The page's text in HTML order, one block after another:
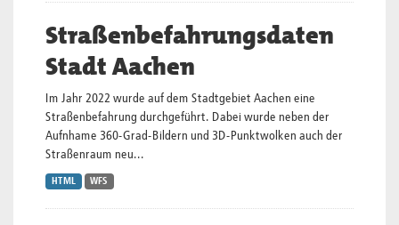
Straßenbefahrungsdaten
Stadt Aachen
Im Jahr 2022 wurde auf dem Stadtgebiet Aachen eine
Straßenbefahrung durchgeführt. Dabei wurde neben der
Aufnhame 360-Grad-Bildern und 3D-Punktwolken auch der
Straßenraum neu...
HTML WFS